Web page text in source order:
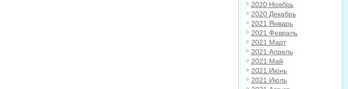
2020 Ноябрь
2020 Декабрь
2021 Январь
2021 Февраль
2021 Март
2021 Апрель
2021 Май
2021 Июнь
2021 Июль